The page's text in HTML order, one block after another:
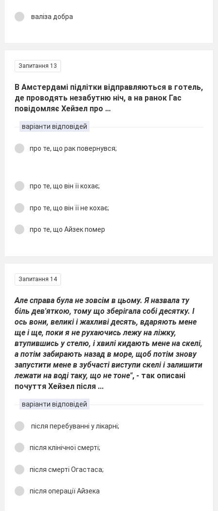
валіза добра
Запитання 13
В Амстердамі підлітки відправляються в готель,
де проводять незабутню ніч, а на ранок Гас
повідомляє Хейзел про …
варіанти відповідей
про те, що рак повернувся;
про те, що він її кохає;
про те, що він її не кохає;
про те, що Айзек помер
Запитання 14
Але справа була не зовсім в цьому. Я назвала ту
біль дев'яткою, тому що зберігала собі десятку. І
ось вони, великі і жахливі десять, вдаряють мене
ще і ще, поки я не рухаючись лежу на ліжку,
втупившись у стелю, і хвилі кидають мене на скелі,
а потім забирають назад в море, щоб потім знову
запустити мене в зубчасті виступи скелі і залишити
лежати на воді таку, що не тоне", - так описані
почуття Хейзел після ...
варіанти відповідей
після перебуванні у лікарні;
після клінічної смерті;
після смерті Огастаса;
після операції Айзека